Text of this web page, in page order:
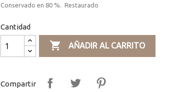
Conservado en 80 %. Restaurado
Cantidad
 AÑADIR AL CARRITO
Compartir